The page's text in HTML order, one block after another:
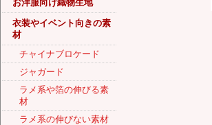
お洋服向け織物生地
衣装やイベント向きの素
材
チャイナブロケード
ジャガード
ラメ系や箔の伸びる素
材
ラメ系の伸びない素材